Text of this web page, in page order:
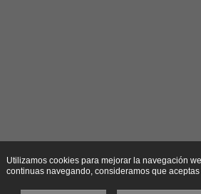
Utilizamos cookies para mejorar la navegación
continuas navegando, consideramos que aceptas